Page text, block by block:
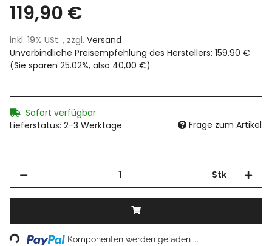
119,90 €
inkl. 19% USt. , zzgl. Versand
Unverbindliche Preisempfehlung des Herstellers: 159,90 €
(Sie sparen 25.02%, also 40,00 €)
Sofort verfügbar
Lieferstatus: 2-3 Werktage
Frage zum Artikel
Stk
Komponenten werden geladen ...